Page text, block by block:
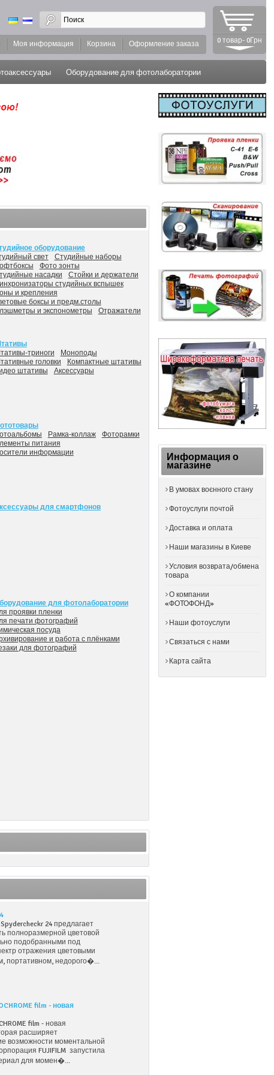
0 товар- 0Грн
Моя информация Корзина Оформление заказа
Оборудование для фотолаборатории
Информация о
магазине
В умовах воєнного стану
Фотоуслуги почтой
Доставка и оплата
Наши магазины в Киеве
Условия возврата/обмена
товара
О компании
«ФОТОФОНД»
Наши фотоуслуги
Связаться с нами
Карта сайта
оборудование
свет
Студийные наборы
Фото зонты
насадки
Стойки и держатели
студийных вспышек
и крепления
боксы и предм.столы
и экспонометры
Отражатели
триноги
Моноподы
головки
Компактные штативы
штативы
Аксессуары
Рамка-коллаж
Фоторамки
питания
информации
для смартфонов
для фотолаборатории
проявки пленки
печати фотографий
посуда
и работа с плёнками
для фотографий
24 предлагает
полноразмерной цветовой
подобранными под
отражения цветовыми
портативном, недорого�...
film - новая
film - новая
расширяет
возможности моментальной
FUJIFILM запустила
для момен�...